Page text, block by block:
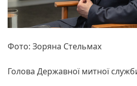
Фото: Зоряна Стельмах
Голова Державної митної